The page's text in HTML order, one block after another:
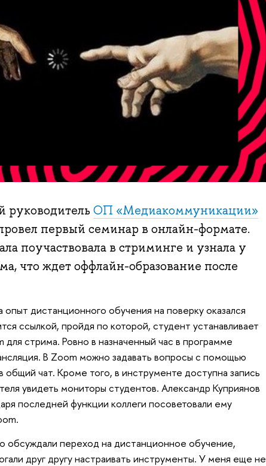
руководитель ОП «Медиакоммуникации»
первый семинар в онлайн-формате.
поучаствовала в стриминге и узнала у
что ждет оффлайн-образование после
дистанционного обучения на поверку оказался
ссылкой, пройдя по которой, студент устанавливает
стрима. Ровно в назначенный час в программе
В Zoom можно задавать вопросы с помощью
общий чат. Кроме того, в инструменте доступна запись
увидеть мониторы студентов. Александр Куприянов
последней функции коллеги посоветовали ему
обсуждали переход на дистанционное обучение,
друг другу настраивать инструменты. У меня еще не